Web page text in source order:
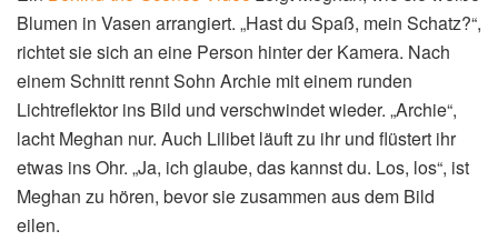
Blumen in Vasen arrangiert. „Hast du Spaß, mein Schatz?“,
richtet sie sich an eine Person hinter der Kamera. Nach
einem Schnitt rennt Sohn Archie mit einem runden
Lichtreflektor ins Bild und verschwindet wieder. „Archie“,
lacht Meghan nur. Auch Lilibet läuft zu ihr und flüstert ihr
etwas ins Ohr. „Ja, ich glaube, das kannst du. Los, los“, ist
Meghan zu hören, bevor sie zusammen aus dem Bild
eilen.